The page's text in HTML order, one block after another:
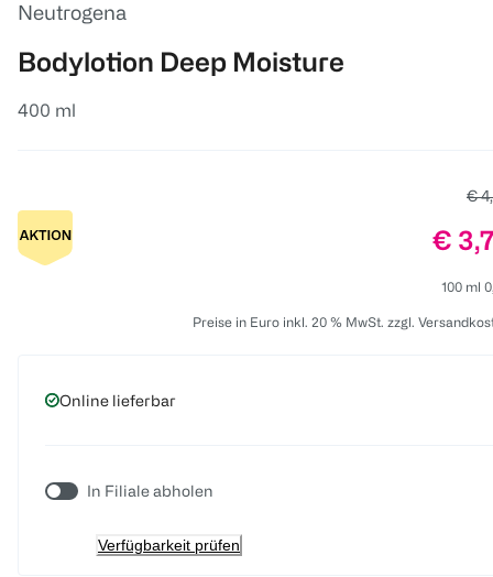
Neutrogena
Bodylotion Deep Moisture
400 ml
€
€
100 ml
Preise in Euro inkl. 20 % MwSt. zzgl.
Online lieferbar
In Filiale abholen
Verfügbarkeit prüfen